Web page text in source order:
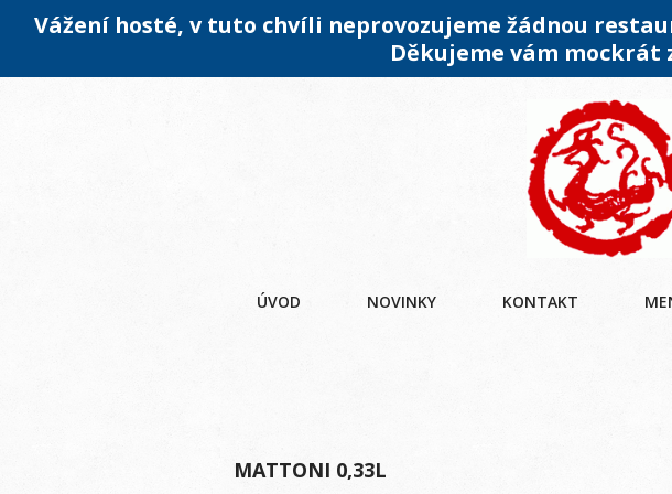
Vážení hosté, v tuto chvíli neprovozujeme žádnou
Děkujeme vám mockrát
ÚVOD NOVINKY KONTAKT
MATTONI 0,33L